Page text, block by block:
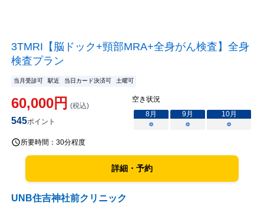
3TMRI【脳ドック+頸部MRA+全身がん検査】全身
検査プラン
当月受診可 駅近 当日カード決済可 土曜可
60,000円 (税込)
545ポイント
空き状況
8月 9月 10月
○
○ ○
所要時間： 30分程度
詳細・予約
UNB住吉神社前クリニック